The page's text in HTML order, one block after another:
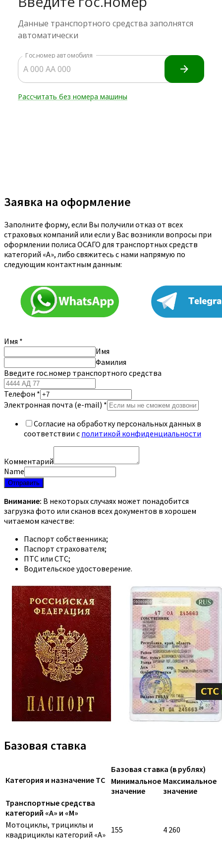
Заявка на оформление
Заполните форму, если Вы получили отказ от всех
страховых компаний или если у Вас возникли вопросы при
оформлении полиса ОСАГО для транспортных средств
категорий «A», либо свяжитесь с нами напрямую по
следующим контактным данным:
Имя *
Имя
Фамилия
Введите гос.номер транспортного средства
Телефон *
Электронная почта (e-mail) *
Согласие на обработку персональных данных в
соответствии с политикой конфиденциальности
Комментарий
Name
Отправить
Внимание: В некоторых случаях может понадобится
загрузка фото или сканов всех документов в хорошем
читаемом качестве:
Паспорт собственника;
Паспорт страхователя;
ПТС или СТС;
Водительское удостоверение.
Базовая ставка
Категория и назначение ТС
Базовая ставка (в рублях)
Минимальное
значение
Максимальное
значение
Транспортные средства
категорий «A» и «M»
Мотоциклы, трициклы и
квадрициклы категорий «A» 155
4 260